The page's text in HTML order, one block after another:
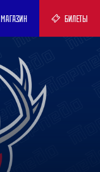
МАГАЗИН БИЛЕТЫ